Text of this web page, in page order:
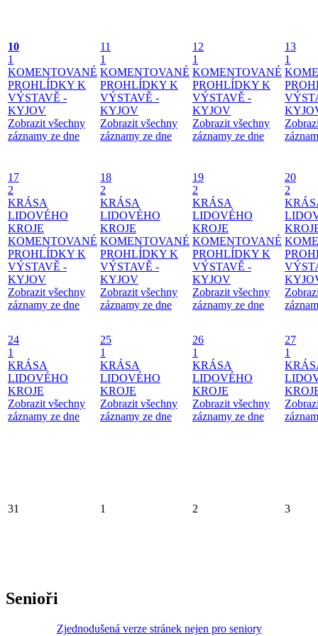
10
1
KOMENTOVANÉ
PROHLÍDKY K
VÝSTAVĚ -
KYJOV
Zobrazit všechny
záznamy ze dne
11
1
KOMENTOVANÉ
PROHLÍDKY K
VÝSTAVĚ -
KYJOV
Zobrazit všechny
záznamy ze dne
12
1
KOMENTOVANÉ
PROHLÍDKY K
VÝSTAVĚ -
KYJOV
Zobrazit všechny
záznamy ze dne
13
1
17
2
KRÁSA
LIDOVÉHO
KROJE
KOMENTOVANÉ
PROHLÍDKY K
VÝSTAVĚ -
KYJOV
Zobrazit všechny
záznamy ze dne
18
2
KRÁSA
LIDOVÉHO
KROJE
KOMENTOVANÉ
PROHLÍDKY K
VÝSTAVĚ -
KYJOV
Zobrazit všechny
záznamy ze dne
19
2
KRÁSA
LIDOVÉHO
KROJE
KOMENTOVANÉ
PROHLÍDKY K
VÝSTAVĚ -
KYJOV
Zobrazit všechny
záznamy ze dne
20
2
24
1
KRÁSA
LIDOVÉHO
KROJE
Zobrazit všechny
záznamy ze dne
25
1
KRÁSA
LIDOVÉHO
KROJE
Zobrazit všechny
záznamy ze dne
26
1
KRÁSA
LIDOVÉHO
KROJE
Zobrazit všechny
záznamy ze dne
27
1
31 1 2 3
Senioři
Zjednodušená verze stránek nejen pro seniory